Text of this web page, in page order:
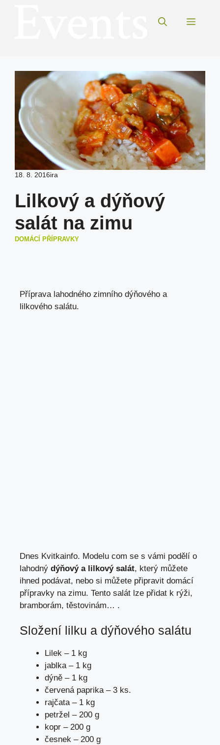
Menu
18. 8. 2016ira
Lilkový a dýňový
salát na zimu
DOMÁCÍ PŘÍPRAVKY
Příprava lahodného zimního dýňového a
lilkového salátu.
Dnes Kvitkainfo. Modelu com se s vámi podělí o
lahodný dýňový a lilkový salát, který můžete
ihned podávat, nebo si můžete připravit domácí
přípravky na zimu. Tento salát lze přidat k rýži,
bramborám, těstovinám… .
Složení lilku a dýňového salátu
Lilek – 1 kg
jablka – 1 kg
dýně – 1 kg
červená paprika – 3 ks.
rajčata – 1 kg
petržel – 200 g
kopr – 200 g
česnek – 200 g